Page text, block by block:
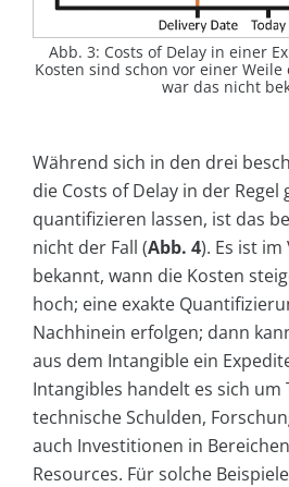
Abb. 3: Costs of Delay in einer
Kosten sind schon vor einer
war das nicht
Während sich in den drei
die Costs of Delay in der
quantifizieren lassen, ist das
nicht der Fall (Abb. 4). Es ist
bekannt, wann die Kosten
hoch; eine exakte
Nachhinein erfolgen; dann
aus dem Intangible ein
Intangibles handelt es sich um
technische Schulden,
auch Investitionen in
Resources. Für solche